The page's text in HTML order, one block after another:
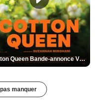
Cotton Queen Bande-annonce VO STFR
manquer